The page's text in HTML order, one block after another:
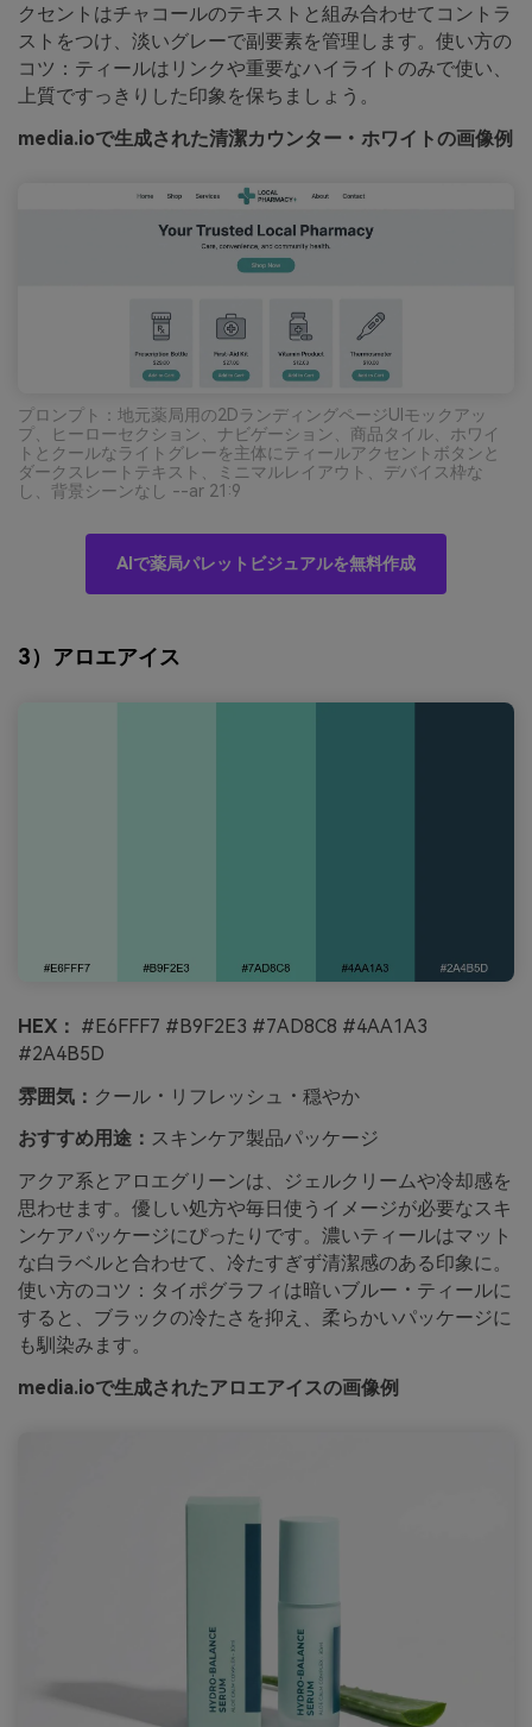
クセントはチャコールのテキストと組み合わせてコントラ
ストをつけ、淡いグレーで副要素を管理します。使い方の
コツ：ティールはリンクや重要なハイライトのみで使い、
上質ですっきりした印象を保ちましょう。
media.ioで生成された清潔カウンター・ホワイトの画像例
プロンプト：地元薬局用の2DランディングページUIモックアッ
プ、ヒーローセクション、ナビゲーション、商品タイル、ホワイ
トとクールなライトグレーを主体にティールアクセントボタンと
ダークスレートテキスト、ミニマルレイアウト、デバイス枠な
し、背景シーンなし --ar 21:9
AIで薬局パレットビジュアルを無料作成
3）アロエアイス
HEX： #E6FFF7 #B9F2E3 #7AD8C8 #4AA1A3
#2A4B5D
雰囲気： クール・リフレッシュ・穏やか
おすすめ用途： スキンケア製品パッケージ
アクア系とアロエグリーンは、ジェルクリームや冷却感を
思わせます。優しい処方や毎日使うイメージが必要なスキ
ンケアパッケージにぴったりです。濃いティールはマット
な白ラベルと合わせて、冷たすぎず清潔感のある印象に。
使い方のコツ：タイポグラフィは暗いブルー・ティールに
すると、ブラックの冷たさを抑え、柔らかいパッケージに
も馴染みます。
media.ioで生成されたアロエアイスの画像例